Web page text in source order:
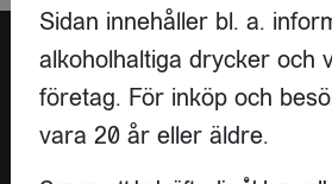
Sidan innehåller bl. a.
alkoholhaltiga drycker och
företag. För inköp och
vara 20 år eller äldre.